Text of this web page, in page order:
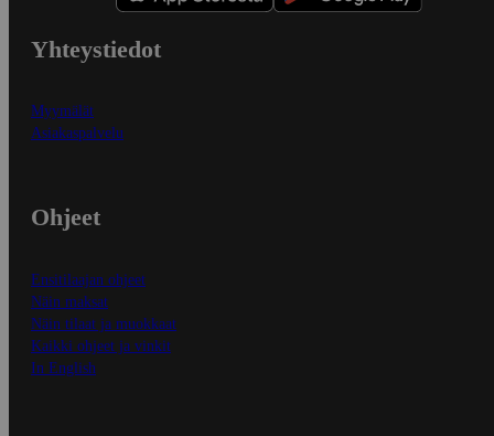
Yhteystiedot
Myymälät
Asiakaspalvelu
Ohjeet
Ensitilaajan ohjeet
Näin maksat
Näin tilaat ja muokkaat
Kaikki ohjeet ja vinkit
In English